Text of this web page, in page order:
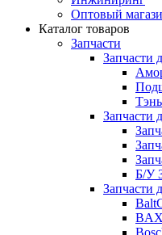
Оптовый
Каталог товаров
Запчасти
Запчасти
Запчасти
Б/У
Запчасти